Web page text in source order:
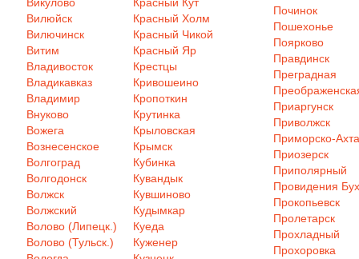
Вилюйск
Вилючинск
Витим
Владивосток
Владикавказ
Владимир
Внуково
Вожега
Вознесенское
Волгоград
Волгодонск
Волжск
Волжский
Волово (Липецк.)
Волово (Тульск.)
Красный Холм
Красный Чикой
Красный Яр
Крестцы
Кривошеино
Кропоткин
Крутинка
Крыловская
Крымск
Кубинка
Кувандык
Кувшиново
Кудымкар
Куеда
Куженер
Починок
Пошехонье
Поярково
Правдинск
Преградная
Приаргунск
Приволжск
Приморско-
Приозерск
Приполярный
Провидения
Прокопьевск
Пролетарск
Прохладный
Прохоровка